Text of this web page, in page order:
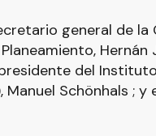
general de la
Hernán
del
Manuel Schönhals ;